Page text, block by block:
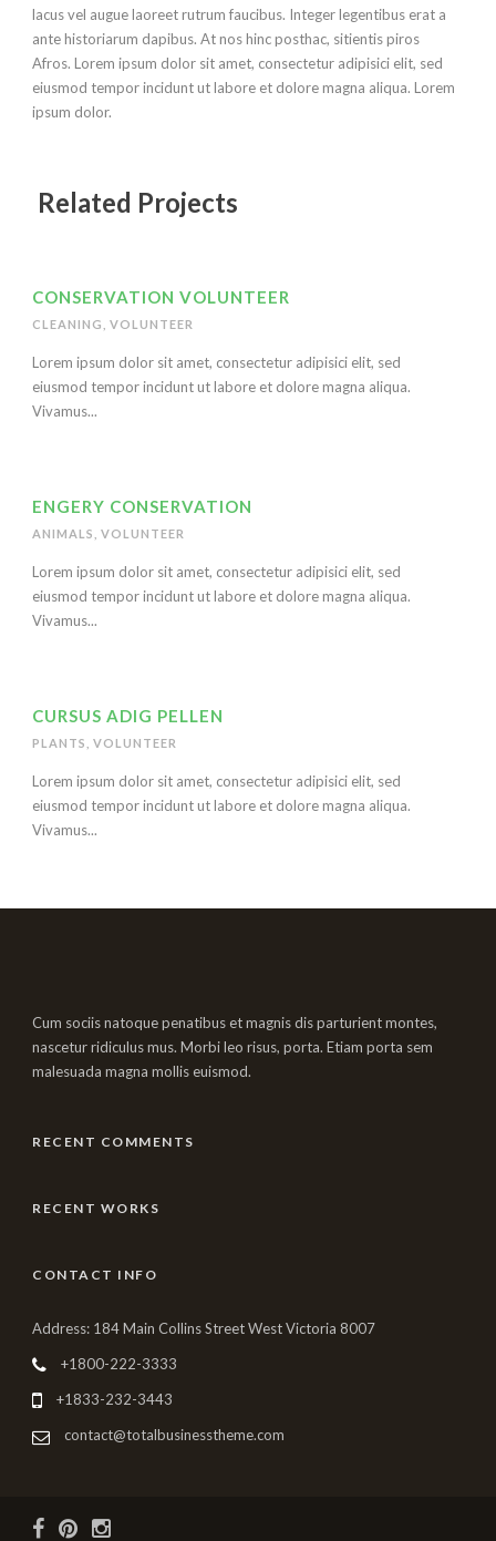
lacus vel augue laoreet rutrum faucibus. Integer legentibus erat a
ante historiarum dapibus. At nos hinc posthac, sitientis piros
Afros. Lorem ipsum dolor sit amet, consectetur adipisici elit, sed
eiusmod tempor incidunt ut labore et dolore magna aliqua. Lorem
ipsum dolor.
Related Projects
CONSERVATION VOLUNTEER
CLEANING VOLUNTEER
Lorem ipsum dolor sit amet, consectetur adipisici elit, sed
eiusmod tempor incidunt ut labore et dolore magna aliqua.
Vivamus...
ENGERY CONSERVATION
ANIMALS VOLUNTEER
Lorem ipsum dolor sit amet, consectetur adipisici elit, sed
eiusmod tempor incidunt ut labore et dolore magna aliqua.
Vivamus...
CURSUS ADIG PELLEN
PLANTS VOLUNTEER
Lorem ipsum dolor sit amet, consectetur adipisici elit, sed
eiusmod tempor incidunt ut labore et dolore magna aliqua.
Vivamus...
Cum sociis natoque penatibus et magnis dis parturient montes,
nascetur ridiculus mus. Morbi leo risus, porta. Etiam porta sem
malesuada magna mollis euismod.
RECENT COMMENTS
RECENT WORKS
CONTACT INFO
Address: 184 Main Collins Street West Victoria 8007
+1800-222-3333
+1833-232-3443
contact@totalbusinesstheme.com